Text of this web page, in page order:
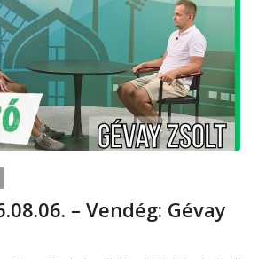
– Vendég: Gévay